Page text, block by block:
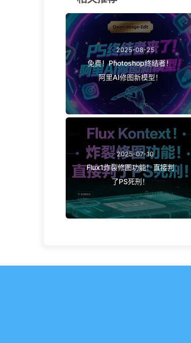
2025-08-25
免费！Photoshop终结者！
阿里AI修图新模型！
2025-07-10
Flux1炸裂修图功能！直接判
了PS死刑！